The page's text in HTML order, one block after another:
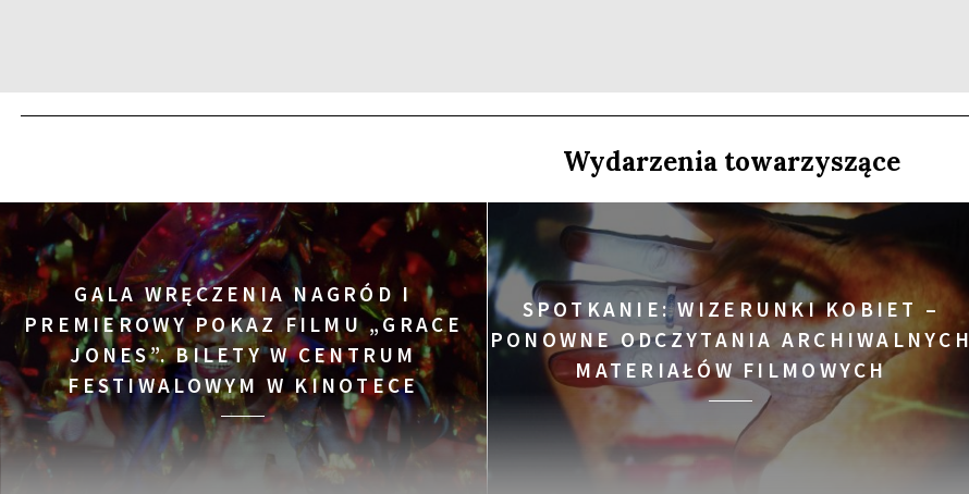
14:00 Iluzjon, sala Stolica
FILMY TWARZE, PLAŻE SPOTKANIE PO FILMIE
14:00 Iluzjon
DEBATY DEBATA: ARTYSTYCZNE RELACJE NIE MAJĄ WIEKU
14:15 Kinoteka, sala 2
FILMY OKUPACJA 1968
Wydarzenia towarzyszące
GALA WRĘCZENIA NAGRÓD I
PREMIEROWY POKAZ FILMU „GRACE
JONES”. BILETY W CENTRUM
FESTIWALOWYM W KINOTECE
SPOTKANIE: WIZERUNKI KOBIET –
PONOWNE ODCZYTANIA ARCHIWALNYCH
MATERIAŁÓW FILMOWYCH